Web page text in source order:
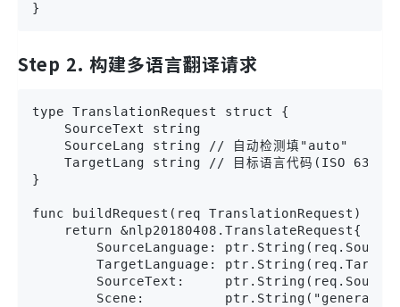
}
Step 2. 构建多语言翻译请求
type TranslationRequest struct {
    SourceText string
    SourceLang string // 自动检测填"auto"
TargetLang string // 目标语言代码(ISO 639-
}
func buildRequest(req TranslationRequest)
    return &nlp20180408.TranslateRequest{
SourceLanguage:
TargetLanguage:
SourceText:
Scene: